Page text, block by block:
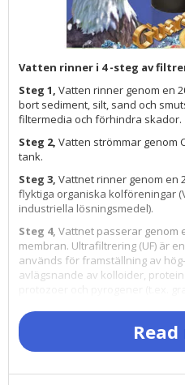
Vatten rinner i 4 -steg av
Steg 1, Vatten rinner genom en
bort sediment, silt, sand och
filtermedia och förhindra skador.
Steg 2, Vatten strömmar genom
tank.
Steg 3, Vattnet rinner genom en
flyktiga organiska kolföreningar
industriella lösningsmedel).
Steg 4, Vattnet passerar genom
membran. Ultrafiltrering (UF) är
används för framställning av
avlägsnande av kolloider,
mikron, och de flesta andra
Clearly Eagle 2000S Anti-
conditioner) i rostfritt stål